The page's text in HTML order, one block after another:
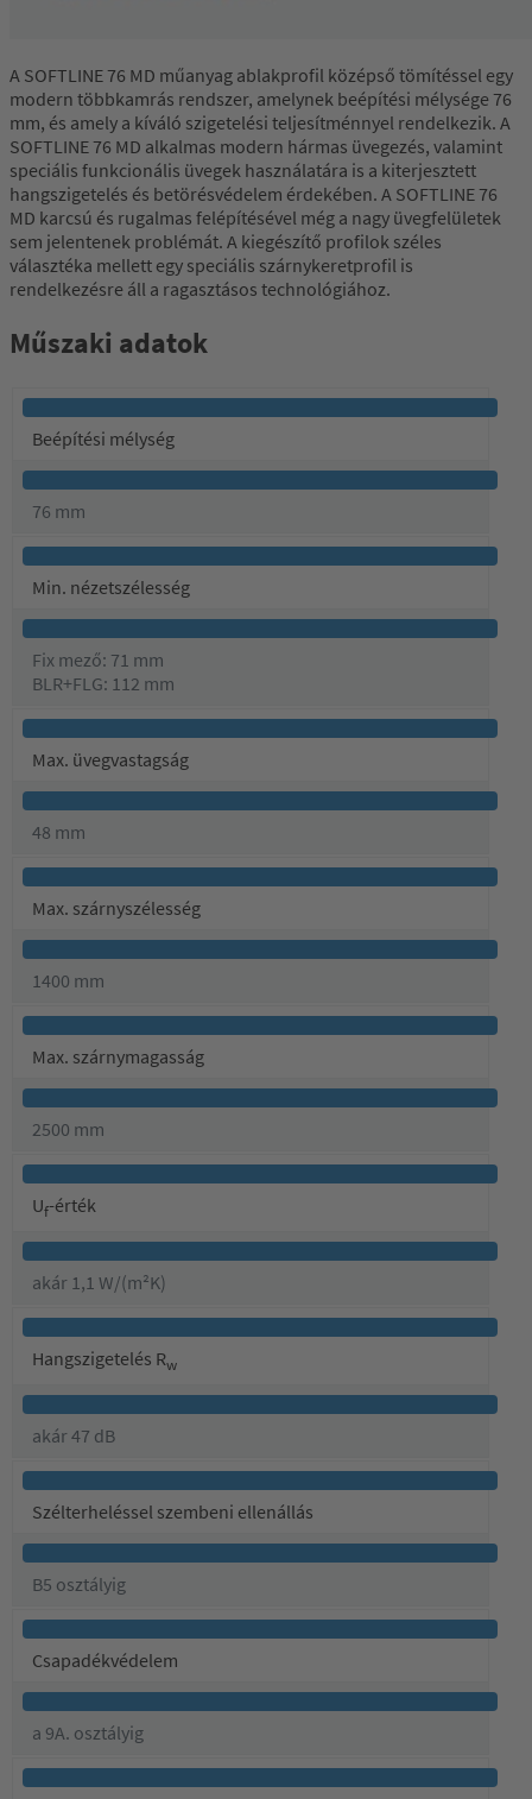
A SOFTLINE 76 MD műanyag ablakprofil középső tömítéssel egy
modern többkamrás rendszer, amelynek beépítési mélysége 76
mm, és amely a kíváló szigetelési teljesítménnyel rendelkezik. A
SOFTLINE 76 MD alkalmas modern hármas üvegezés, valamint
speciális funkcionális üvegek használatára is a kiterjesztett
hangszigetelés és betörésvédelem érdekében. A SOFTLINE 76
MD karcsú és rugalmas felépítésével még a nagy üvegfelületek
sem jelentenek problémát. A kiegészítő profilok széles
választéka mellett egy speciális szárnykeretprofil is
rendelkezésre áll a ragasztásos technológiához.
Műszaki adatok
Beépítési mélység
76 mm
Min. nézetszélesség
Fix mező: 71 mm
BLR+FLG: 112 mm
Max. üvegvastagság
48 mm
Max. szárnyszélesség
1400 mm
Max. szárnymagasság
2500 mm
Uf-érték
akár 1,1 W/(m²K)
Hangszigetelés Rw
akár 47 dB
Szélterheléssel szembeni ellenállás
B5 osztályig
Csapadékvédelem
a 9A. osztályig